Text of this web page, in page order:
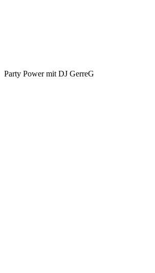
Party Power mit DJ GerreG